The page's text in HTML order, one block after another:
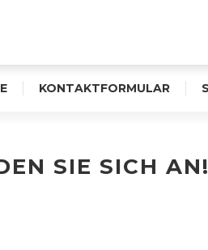
KONTAKTFORMULAR
SIE SICH AN!